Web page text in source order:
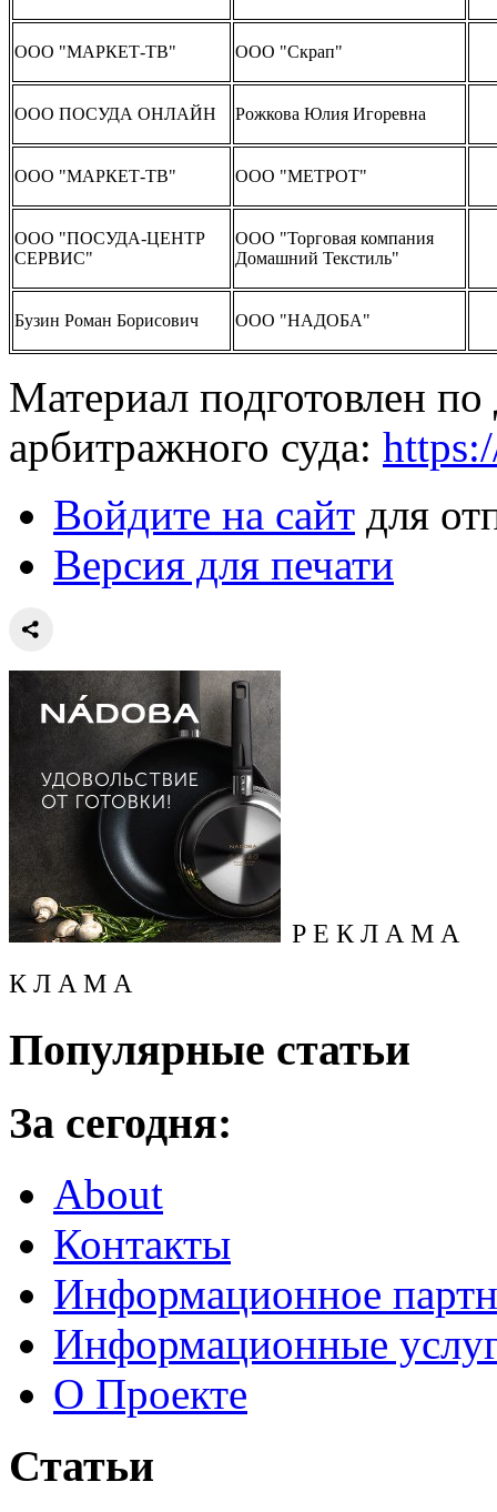
ООО "МАРКЕТ-ТВ" ООО "Скрап"
ООО ПОСУДА ОНЛАЙН Рожкова Юлия Игоревна
ООО "МАРКЕТ-ТВ" ООО "МЕТРОТ"
ООО "ПОСУДА-ЦЕНТР
СЕРВИС"
ООО "Торговая компания
Домашний Текстиль"
Бузин Роман Борисович ООО "НАДОБА"
Материал подготовлен
арбитражного суда:
Войдите на сайт для
Версия для печати
Р Е К Л А М А
К Л А М А
Популярные статьи
За сегодня:
About
Контакты
Информационное
Информационные
О Проекте
Статьи